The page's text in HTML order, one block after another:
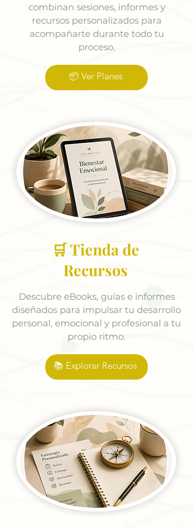
combinan sesiones, informes y
recursos personalizados para
acompañarte durante todo tu
proceso.
📦 Ver Planes
🛒 Tienda de
Recursos
Descubre eBooks, guías e informes
diseñados para impulsar tu desarrollo
personal, emocional y profesional a tu
propio ritmo.
📚 Explorar Recursos